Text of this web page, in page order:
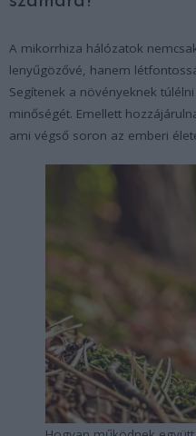
A mikorrhiza hálózatok
lenyűgözővé, hanem
Segítenek a növényeknek
minőségét. Emellett
ami végső soron az emberi